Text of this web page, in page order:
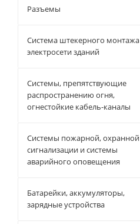
Разъемы
Система штекерного монтажа
электросети зданий
Системы, препятствующие
распространению огня,
огнестойкие кабель-каналы
Системы пожарной, охранной
сигнализации и системы
аварийного оповещения
Батарейки, аккумуляторы,
зарядные устройства